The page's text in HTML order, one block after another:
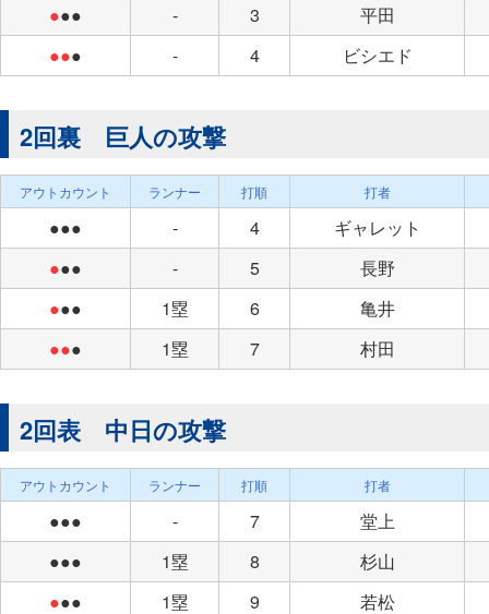
●●● - 3
平田
●●● - 4 ビシエド
2回裏 巨人の攻撃
アウトカウント ランナー 打順 打者
●●● - 4
ギャレット
●●● - 5
長野
●●● 1塁 6
亀井
●●● 1塁 7 村田
2回表 中日の攻撃
アウトカウント ランナー 打順 打者
●●● - 7
堂上
●●●
1塁 8
杉山
●●● 1塁 9
若松